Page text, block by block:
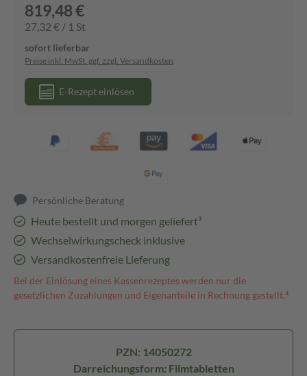
819,48 €
27,32 € / 1 St
sofort lieferbar
Preise inkl. MwSt. ggf. zzgl. Versandkosten
E-Rezept einlösen
Persönliche Beratung
Heute bestellt und morgen geliefert³
Wechselwirkungscheck inklusive
Versandkostenfreie Lieferung
Bei der Einlösung eines Kassenrezeptes werden nur die
gesetzlichen Zuzahlungen und Eigenanteile in Rechnung gestellt.⁴
PZN: 14050272
Darreichungsform: Filmtabletten